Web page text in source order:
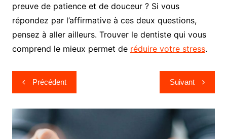
preuve de patience et de douceur ? Si vous
répondez par l’affirmative à ces deux questions,
pensez à aller ailleurs. Trouver le dentiste qui vous
comprend le mieux permet de réduire votre stress.
Navigation
de
l’article
Précédent Suivant